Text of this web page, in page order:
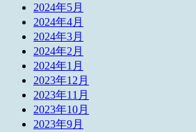
2024年5月
2024年4月
2024年3月
2024年2月
2024年1月
2023年12月
2023年11月
2023年10月
2023年9月